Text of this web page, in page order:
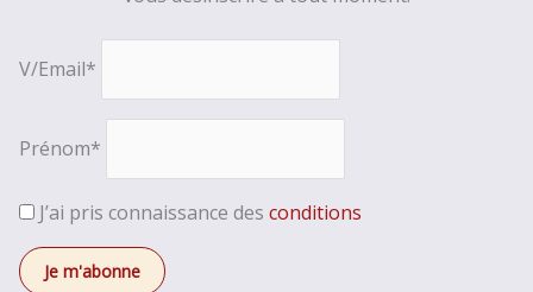
V/Email*
Prénom*
J’ai pris connaissance des conditions